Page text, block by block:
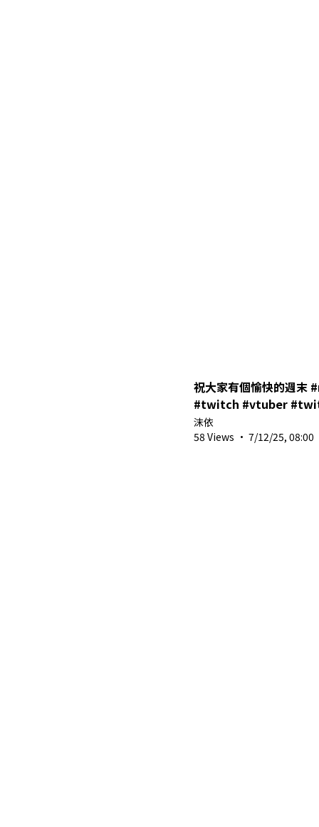
祝大家有個愉快的週末
#twitch #vtuber #twitchstreamer
沫依
58 Views · 7/12/25, 08:00